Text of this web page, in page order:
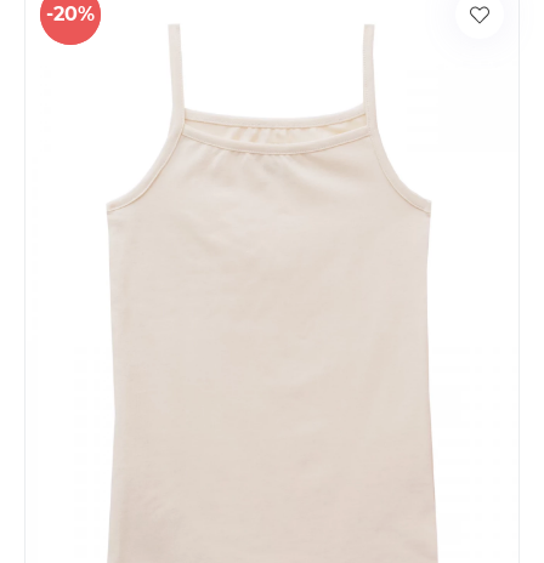
-20%